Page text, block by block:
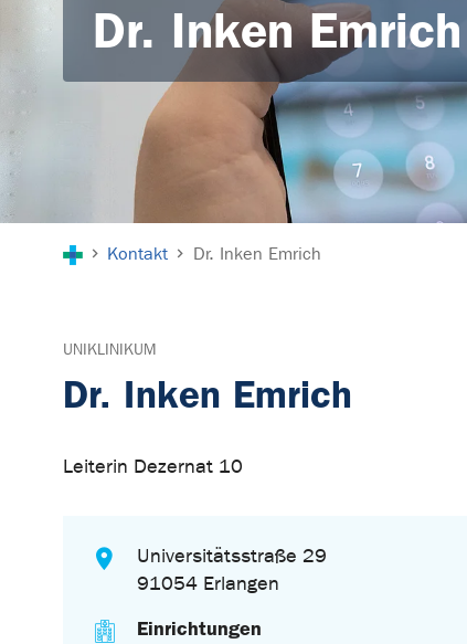
Dr. Inken Emrich
Kontakt Dr. Inken Emrich
UNIKLINIKUM
Dr. Inken Emrich
Leiterin Dezernat 10
Universitätsstraße 29
91054 Erlangen
Einrichtungen